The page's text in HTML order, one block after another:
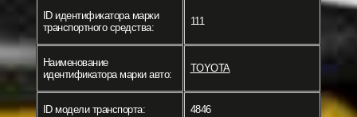
ID идентификатора марки
транспортного средства:
111
Наименование
идентификатора марки авто:
TOYOTA
ID модели транспорта: 4846